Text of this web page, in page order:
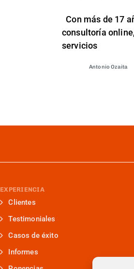
Con más de 17
consultoría
servicios
Antonio Ozaita
EXPERIENCIA
Clientes
Testimoniales
Casos de éxito
Informes